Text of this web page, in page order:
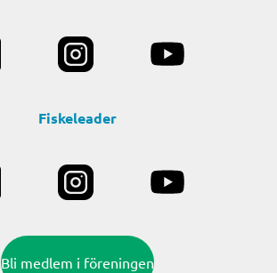
Fiskeleader
Bli medlem i föreningen